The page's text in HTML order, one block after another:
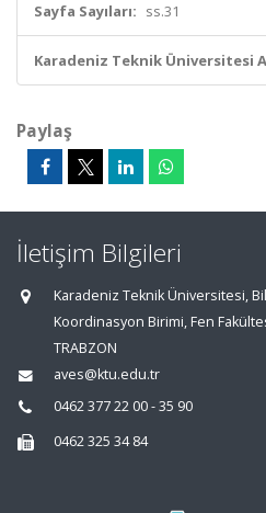
Sayfa Sayıları: ss.31
Karadeniz Teknik Üniversitesi
Paylaş
İletişim Bilgileri
Karadeniz Teknik Üniversitesi,
Koordinasyon Birimi, Fen
TRABZON
aves@ktu.edu.tr
0462 377 22 00 - 35 90
0462 325 34 84